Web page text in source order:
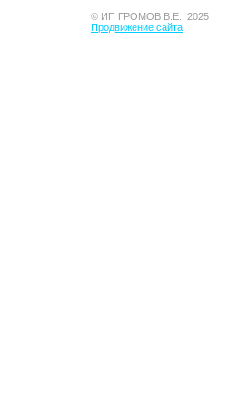
© ИП ГРОМОВ В.Е., 2025
Продвижение сайта